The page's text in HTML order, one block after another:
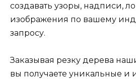
создавать узоры, надписи,
изображения по вашему
запросу.
Заказывая резку дерева
вы получаете уникальные